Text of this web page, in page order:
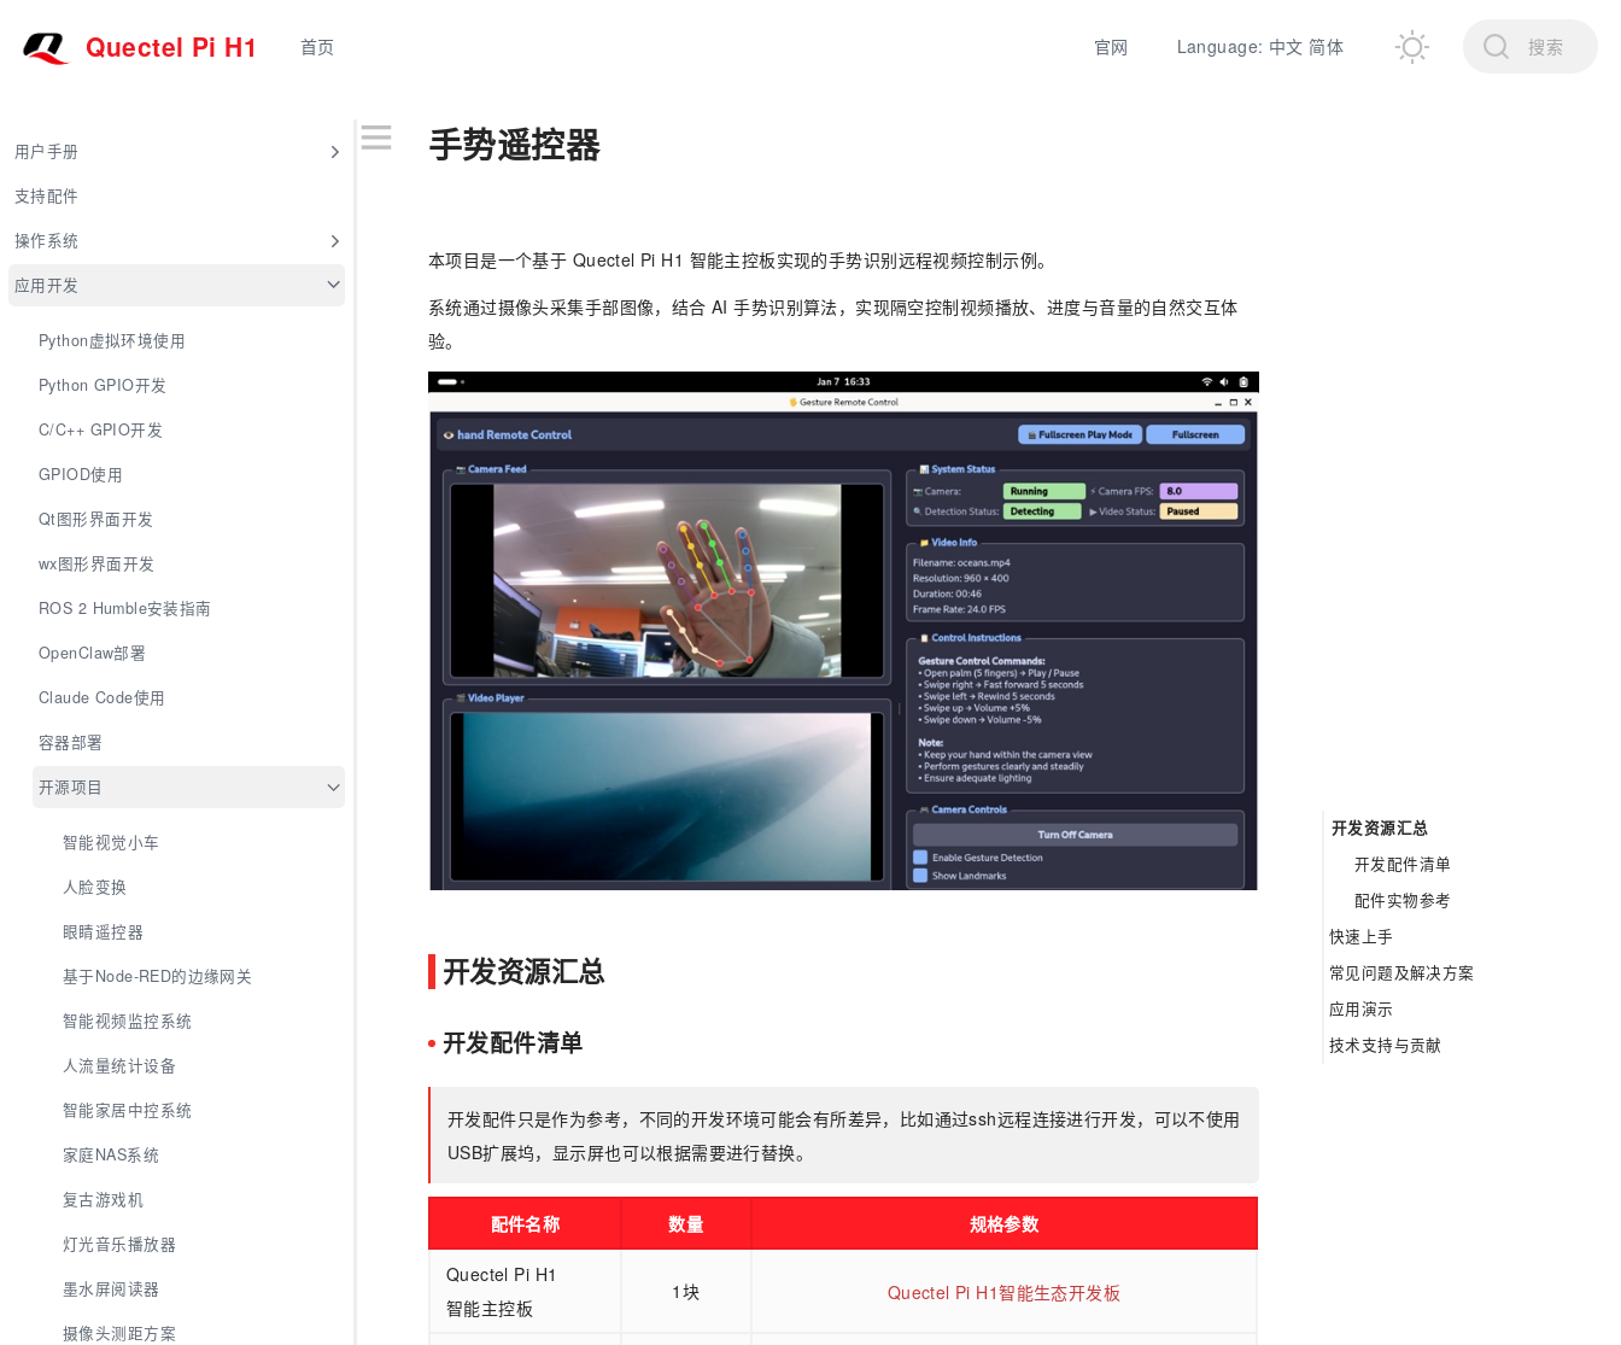
Quectel Pi H1 首页 官网 Language: 中文 简体 搜索
用户手册
支持配件
操作系统
应用开发
Python虚拟环境使用
Python GPIO开发
C/C++ GPIO开发
GPIOD使用
Qt图形界面开发
wx图形界面开发
ROS 2 Humble安装指南
OpenClaw部署
Claude Code使用
容器部署
开源项目
智能视觉小车
人脸变换
眼睛遥控器
基于Node-RED的边缘网关
智能视频监控系统
人流量统计设备
智能家居中控系统
家庭NAS系统
复古游戏机
灯光音乐播放器
墨水屏阅读器
摄像头测距方案
手势遥控器
本项目是一个基于 Quectel Pi H1 智能主控板实现的手势识别远程视频控制示例。
系统通过摄像头采集手部图像，结合 AI 手势识别算法，实现隔空控制视频播放、进度与音量的自然交互体
验。
开发资源汇总
开发配件清单
开发配件只是作为参考，不同的开发环境可能会有所差异，比如通过ssh远程连接进行开发，可以不使用
USB扩展坞，显示屏也可以根据需要进行替换。
配件名称 数量 规格参数
Quectel Pi H1
智能主控板
1块 Quectel Pi H1智能生态开发板
开发资源汇总
开发配件清单
配件实物参考
快速上手
开发准备
硬件连接
连接完成参考
项目实现
常见问题及解决方案
摄像头无法识别
运行main.py提示No module named
应用演示
技术支持与贡献